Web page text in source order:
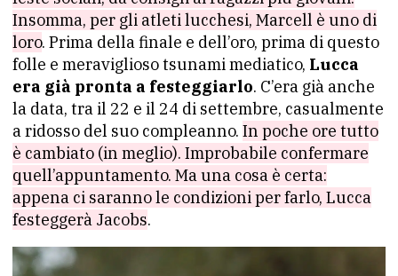
Insomma, per gli atleti lucchesi, Marcell è uno di
loro. Prima della finale e dell’oro, prima di questo
folle e meraviglioso tsunami mediatico, Lucca
era già pronta a festeggiarlo. C’era già anche
la data, tra il 22 e il 24 di settembre, casualmente
a ridosso del suo compleanno. In poche ore tutto
è cambiato (in meglio). Improbabile confermare
quell’appuntamento. Ma una cosa è certa:
appena ci saranno le condizioni per farlo, Lucca
festeggerà Jacobs.